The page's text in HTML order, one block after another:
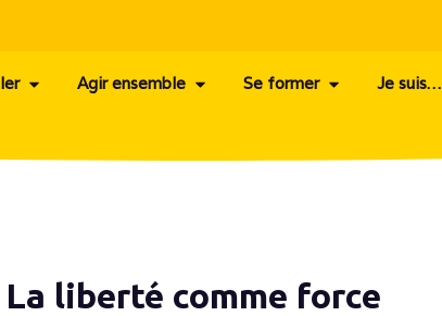
Agir ensemble Se former Je suis…
liberté comme force